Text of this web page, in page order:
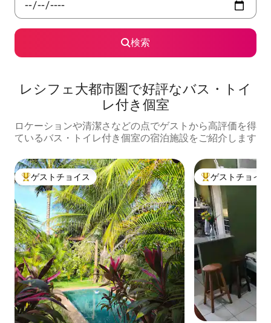
検索
レシフェ大都市圏で好評なバス・トイ
レ付き個室
ロケーションや清潔さなどの点でゲストから高評価を得
ているバス・トイレ付き個室の宿泊施設をご紹介します
大好評のゲストチョイスです。
ゲストチョイス 大好評のゲスト
ゲストチョイス